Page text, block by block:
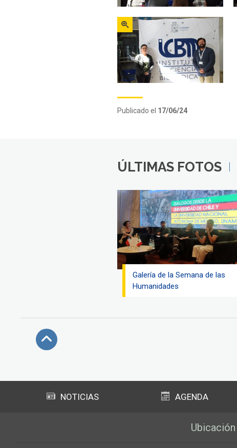
Zoom
Publicado el 17/06/24
ÚLTIMAS FOTOS
Galería de la Semana de las
Humanidades
NOTICIAS AGENDA
Ubicación